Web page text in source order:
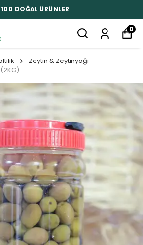
DOĞAL ÜRÜNLER
0
Zeytin & Zeytinyağı